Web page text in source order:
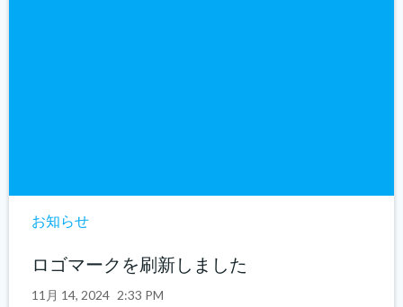
お知らせ
ロゴマークを刷新しました
11月 14, 2024 2:33 PM